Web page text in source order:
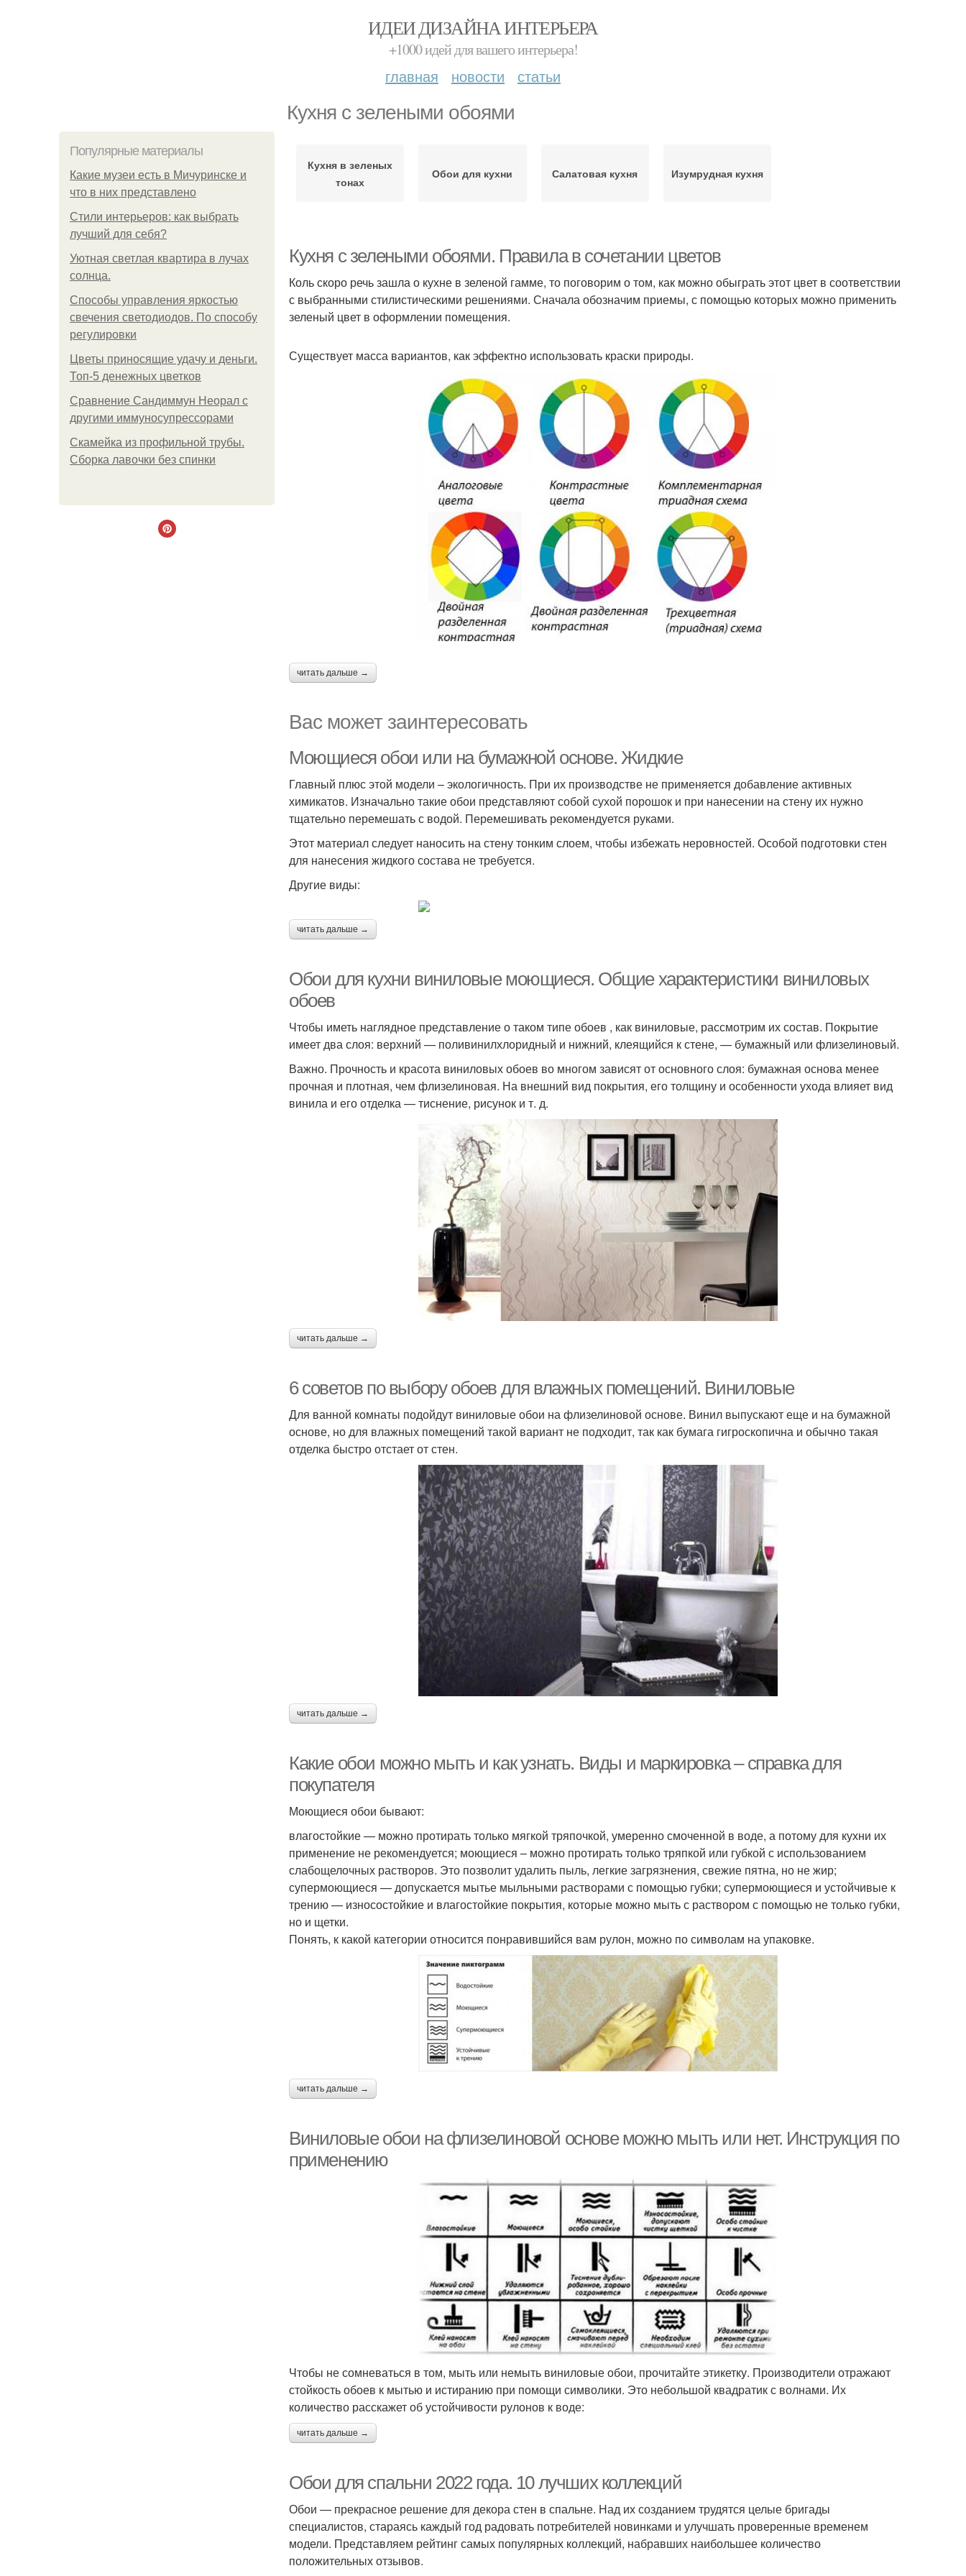
ИДЕИ ДИЗАЙНА ИНТЕРЬЕРА
+1000 идей для вашего интерьера!
главная новости статьи
Кухня с зелеными обоями
Популярные материалы
Какие музеи есть в Мичуринске и
что в них представлено
Стили интерьеров: как выбрать
лучший для себя?
Уютная светлая квартира в лучах
солнца.
Способы управления яркостью
свечения светодиодов. По способу
регулировки
Цветы приносящие удачу и деньги.
Топ-5 денежных цветков
Сравнение Сандиммун Неорал с
другими иммуносупрессорами
Скамейка из профильной трубы.
Сборка лавочки без спинки
Кухня в зеленых
тонах
Обои для кухни Салатовая кухня Изумрудная кухня
Кухня с зелеными обоями. Правила в сочетании цветов
Коль скоро речь зашла о кухне в зеленой гамме, то поговорим о том, как можно обыграть этот цвет в соответствии
с выбранными стилистическими решениями. Сначала обозначим приемы, с помощью которых можно применить
зеленый цвет в оформлении помещения.
Существует масса вариантов, как эффектно использовать краски природы.
читать дальше →
Вас может заинтересовать
Моющиеся обои или на бумажной основе. Жидкие
Главный плюс этой модели – экологичность. При их производстве не применяется добавление активных
химикатов. Изначально такие обои представляют собой сухой порошок и при нанесении на стену их нужно
тщательно перемешать с водой. Перемешивать рекомендуется руками.
Этот материал следует наносить на стену тонким слоем, чтобы избежать неровностей. Особой подготовки стен
для нанесения жидкого состава не требуется.
Другие виды:
читать дальше →
Обои для кухни виниловые моющиеся. Общие характеристики виниловых
обоев
Чтобы иметь наглядное представление о таком типе обоев , как виниловые, рассмотрим их состав. Покрытие
имеет два слоя: верхний — поливинилхлоридный и нижний, клеящийся к стене, — бумажный или флизелиновый.
Важно. Прочность и красота виниловых обоев во многом зависят от основного слоя: бумажная основа менее
прочная и плотная, чем флизелиновая. На внешний вид покрытия, его толщину и особенности ухода влияет вид
винила и его отделка — тиснение, рисунок и т. д.
читать дальше →
6 советов по выбору обоев для влажных помещений. Виниловые
Для ванной комнаты подойдут виниловые обои на флизелиновой основе. Винил выпускают еще и на бумажной
основе, но для влажных помещений такой вариант не подходит, так как бумага гигроскопична и обычно такая
отделка быстро отстает от стен.
читать дальше →
Какие обои можно мыть и как узнать. Виды и маркировка – справка для
покупателя
Моющиеся обои бывают:
влагостойкие — можно протирать только мягкой тряпочкой, умеренно смоченной в воде, а потому для кухни их
применение не рекомендуется; моющиеся – можно протирать только тряпкой или губкой с использованием
слабощелочных растворов. Это позволит удалить пыль, легкие загрязнения, свежие пятна, но не жир;
супермоющиеся — допускается мытье мыльными растворами с помощью губки; супермоющиеся и устойчивые к
трению — износостойкие и влагостойкие покрытия, которые можно мыть с раствором с помощью не только губки,
но и щетки.
Понять, к какой категории относится понравившийся вам рулон, можно по символам на упаковке.
читать дальше →
Виниловые обои на флизелиновой основе можно мыть или нет. Инструкция по
применению
Чтобы не сомневаться в том, мыть или немыть виниловые обои, прочитайте этикетку. Производители отражают
стойкость обоев к мытью и истиранию при помощи символики. Это небольшой квадратик с волнами. Их
количество расскажет об устойчивости рулонов к воде:
читать дальше →
Обои для спальни 2022 года. 10 лучших коллекций
Обои — прекрасное решение для декора стен в спальне. Над их созданием трудятся целые бригады
специалистов, стараясь каждый год радовать потребителей новинками и улучшать проверенные временем
модели. Представляем рейтинг самых популярных коллекций, набравших наибольшее количество
положительных отзывов.